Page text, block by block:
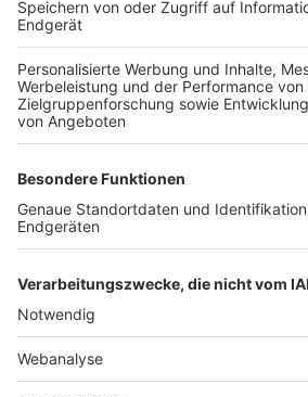
TOP-VEREINE
TOP-PARTNER
Nutzungsbedingungen Datenschutz